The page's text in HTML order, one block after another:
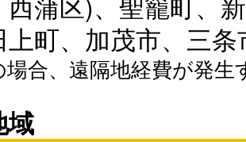
上町、加茂市、三
場合、遠隔地経費が発
域